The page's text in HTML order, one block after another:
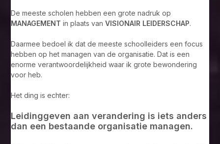
De meeste scholen hebben een grote nadruk op
MANAGEMENTin plaats vanVISIONAIR LEIDERSCHAP.
Daarmee bedoel ik dat de meeste schoolleiders een focus
hebben op het managen van de organisatie. Dat is een
enorme verantwoordelijkheid waar ik grote bewondering
voor heb.
Het ding is echter:
Leidinggeven aan verandering is iets anders
dan een bestaande organisatie managen.